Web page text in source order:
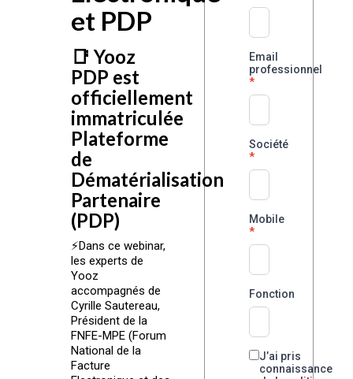
et PDP
📑 Yooz
PDP est
officiellement
immatriculée
Plateforme
de
Dématérialisation
Partenaire
(PDP)
⚡️Dans ce webinar,
les experts de
Yooz
accompagnés de
Cyrille Sautereau,
Président de la
FNFE-MPE (Forum
National de la
Facture
Email
professionnel
Société
Mobile
Fonction
J’ai pris
connaissance